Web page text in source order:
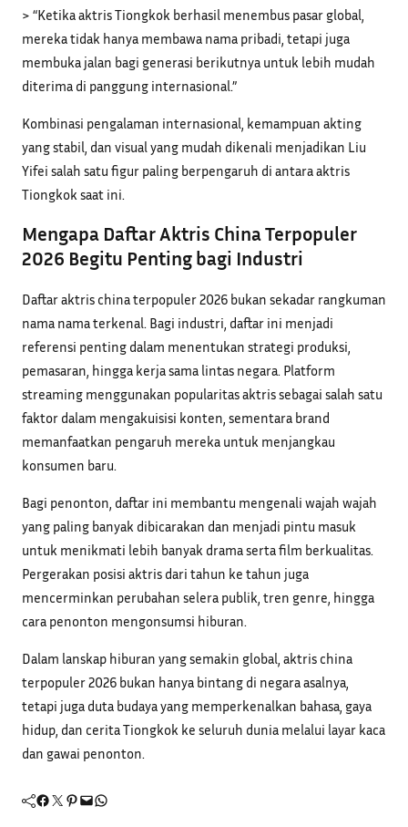
> “Ketika aktris Tiongkok berhasil menembus pasar global,
mereka tidak hanya membawa nama pribadi, tetapi juga
membuka jalan bagi generasi berikutnya untuk lebih mudah
diterima di panggung internasional.”
Kombinasi pengalaman internasional, kemampuan akting
yang stabil, dan visual yang mudah dikenali menjadikan Liu
Yifei salah satu figur paling berpengaruh di antara aktris
Tiongkok saat ini.
Mengapa Daftar Aktris China Terpopuler
2026 Begitu Penting bagi Industri
Daftar aktris china terpopuler 2026 bukan sekadar rangkuman
nama nama terkenal. Bagi industri, daftar ini menjadi
referensi penting dalam menentukan strategi produksi,
pemasaran, hingga kerja sama lintas negara. Platform
streaming menggunakan popularitas aktris sebagai salah satu
faktor dalam mengakuisisi konten, sementara brand
memanfaatkan pengaruh mereka untuk menjangkau
konsumen baru.
Bagi penonton, daftar ini membantu mengenali wajah wajah
yang paling banyak dibicarakan dan menjadi pintu masuk
untuk menikmati lebih banyak drama serta film berkualitas.
Pergerakan posisi aktris dari tahun ke tahun juga
mencerminkan perubahan selera publik, tren genre, hingga
cara penonton mengonsumsi hiburan.
Dalam lanskap hiburan yang semakin global, aktris china
terpopuler 2026 bukan hanya bintang di negara asalnya,
tetapi juga duta budaya yang memperkenalkan bahasa, gaya
hidup, dan cerita Tiongkok ke seluruh dunia melalui layar kaca
dan gawai penonton.
Facebook Twitter Pinterest Mail WhatsApp